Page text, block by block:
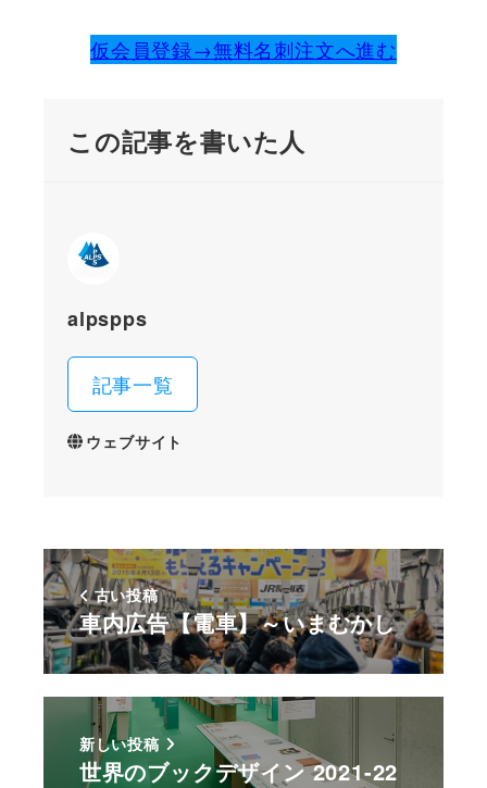
仮会員登録→無料名刺注文へ進む
この記事を書いた人
alpspps
記事一覧
ウェブサイト
古い投稿
車内広告【電車】～いまむかし
新しい投稿
世界のブックデザイン 2021-22